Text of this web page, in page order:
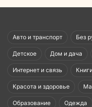
Авто и транспорт Без
Детское Дом и дача
Интернет и связь
Красота и здоровье
Образование Одежда